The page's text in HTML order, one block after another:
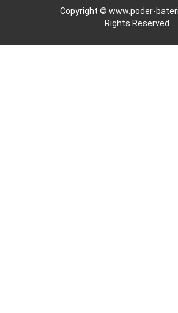
Copyright © www.poder-
Rights Reserved